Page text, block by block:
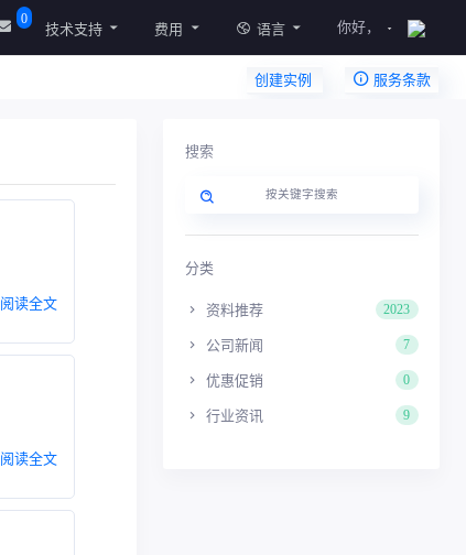
0
技术支持 费用 语言 你好，
创建实例
服务条款
阅读全文
阅读全文
搜索
分类
资料推荐 2023
公司新闻 7
优惠促销 0
行业资讯 9